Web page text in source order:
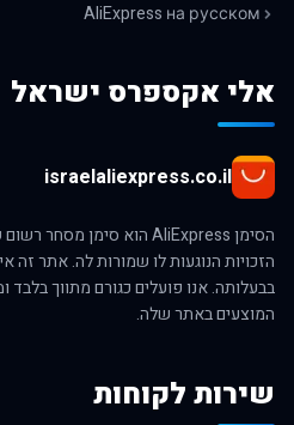
AliExpress на русском
אלי אקספרס ישראל
israelaliexpress.co.il
בבעלותה. אנו פועלים כגורם מתווך בלבד
המוצעים באתר שלה.
שירות לקוחות